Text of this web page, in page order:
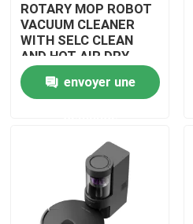
maison
ROTARY MOP ROBOT
VACUUM CLEANER
WITH SELC CLEAN
AND HOT AIR DRY
MOP
envoyer une